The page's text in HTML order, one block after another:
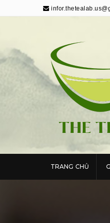
The
Trang Thông Tin
TRANG CHỦ